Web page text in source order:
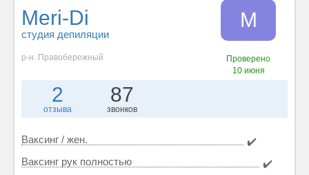
Meri-Di
студия депиляции
M
р-н. Правобережный
Проверено
10 июня
2
отзыва
87
звонков
Ваксинг / жен.
✔️
Ваксинг рук полностью
✔️